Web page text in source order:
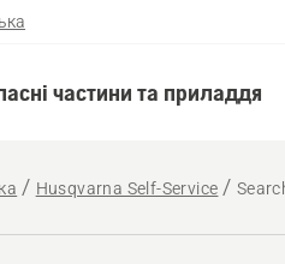
частини та приладдя
Husqvarna Self-Service